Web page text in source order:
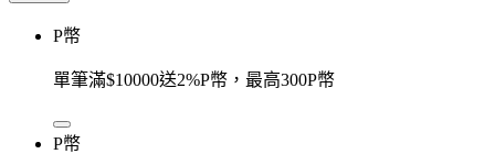
P幣
單筆滿$10000送2%P幣，最高300P幣
P幣